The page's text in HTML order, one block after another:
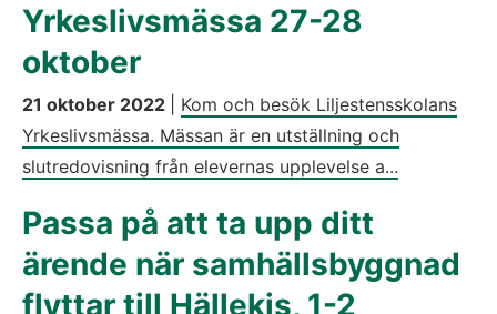
Yrkeslivsmässa 27-28
oktober
21 oktober 2022
Kom och besök Liljestensskolans
Yrkeslivsmässa. Mässan är en utställning och
slutredovisning från elevernas upplevelse a...
Passa på att ta upp ditt
ärende när samhällsbyggnad
flyttar till Hällekis, 1-2